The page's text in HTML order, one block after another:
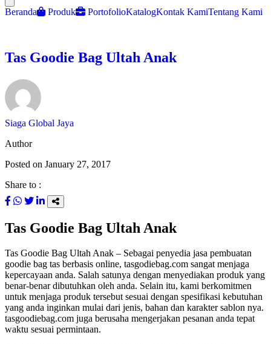
Beranda Produk PortofolioKatalogKontak KamiTentang Kami
Tas Goodie Bag Ultah Anak
Siaga Global Jaya
Author
Posted on January 27, 2017
Share to :
Tas Goodie Bag Ultah Anak
Tas Goodie Bag Ultah Anak – Sebagai penyedia jasa pembuatan
goodie bag tas berbasis online, tasgodiebag.com sangat menjaga
kepercayaan anda. Salah satunya dengan menyediakan produk yang
benar-benar dibutuhkan oleh anda. Selain itu, kami berkomitmen
untuk menjaga produk tersebut sesuai dengan spesifikasi kebutuhan
yang anda inginkan mulai dari jenis, bahan dan karakter sablon nya.
tasgoodiebag.com juga berusaha mengerjakan pesanan anda tepat
waktu sesuai permintaan.